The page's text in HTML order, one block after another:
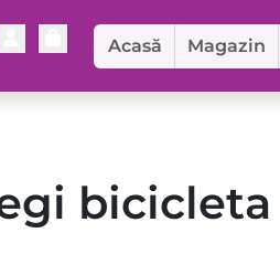
Cart Acasă Magazin